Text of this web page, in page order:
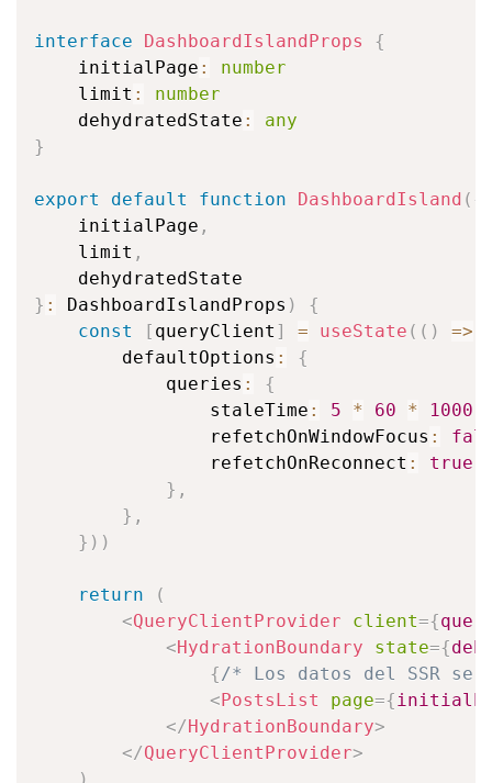
interface DashboardIslandProps
{
    initialPage
:
number
    limit
:
number
    dehydratedState
:
any
}
export default function DashboardIsland ( {
    initialPage
,
    limit
,
} : DashboardIslandProps )
{
const
[ queryClient ] = useState ( ( ) =>
        defaultOptions
:
{
            queries
:
{
                staleTime
: 5 * 60 * 1000
                refetchOnWindowFocus
:
                refetchOnReconnect
: true
} ,
} ,
} ) )
return
(
<QueryClientProvider client={
<HydrationBoundary state={
{ /* Los datos del SSR se
<PostsList page={
</HydrationBoundary>
</QueryClientProvider>
)